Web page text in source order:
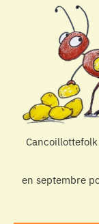
en septembre